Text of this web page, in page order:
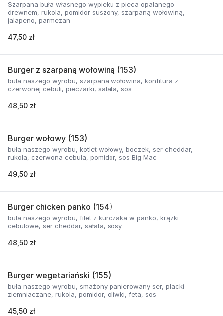
Szarpana buła własnego wypieku z pieca opalanego
drewnem, rukola, pomidor suszony, szarpaną wołowiną,
jalapeno, parmezan
47,50 zł
Burger z szarpaną wołowiną (153)
buła naszego wyrobu, szarpana wołowina, konfitura z
czerwonej cebuli, pieczarki, sałata, sos
48,50 zł
Burger wołowy (153)
buła naszego wyrobu, kotlet wołowy, boczek, ser cheddar,
rukola, czerwona cebula, pomidor, sos Big Mac
49,50 zł
Burger chicken panko (154)
buła naszego wyrobu, filet z kurczaka w panko, krążki
cebulowe, ser cheddar, sałata, sosy
48,50 zł
Burger wegetariański (155)
buła naszego wyrobu, smażony panierowany ser, placki
ziemniaczane, rukola, pomidor, oliwki, feta, sos
45,50 zł